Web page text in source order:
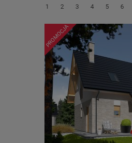
1 2 3 4 5 6
PROMOCJA